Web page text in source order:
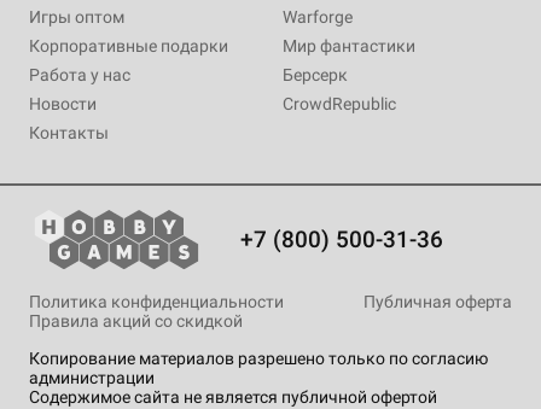
Игры оптом
Корпоративные подарки
Работа у нас
Новости
Контакты
Warforge
Мир фантастики
Берсерк
CrowdRepublic
+7 (800) 500-31-36
Копирование материалов разрешено только по согласию
администрации
Содержимое сайта не является публичной офертой
Политика конфиденциальности
Публичная оферта
Правила акций со скидкой